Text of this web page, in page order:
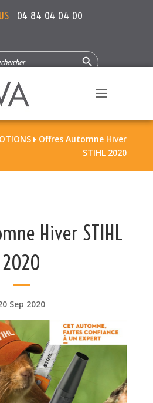
04 84 04 04 00
Search Button
 Offres Automne Hiver
STIHL 2020
Hiver STIHL
2020
Sep 2020